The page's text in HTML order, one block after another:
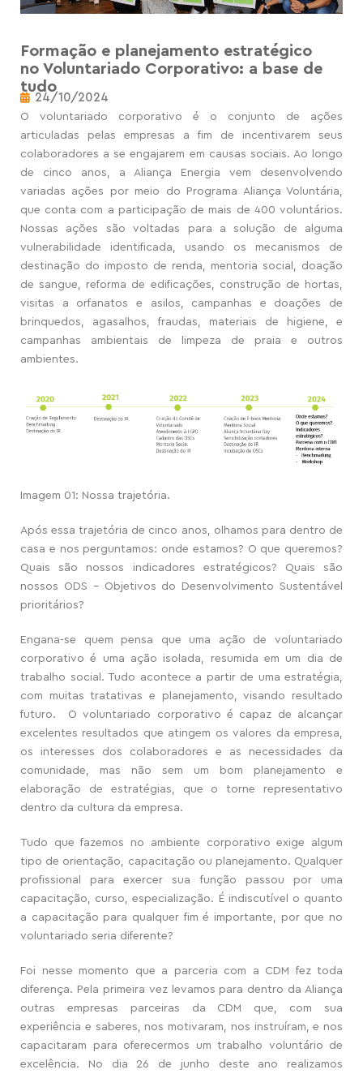
Formação e planejamento estratégico
no Voluntariado Corporativo: a base de
tudo
24/10/2024
O voluntariado corporativo é o conjunto de ações
articuladas pelas empresas a fim de incentivarem seus
colaboradores a se engajarem em causas sociais. Ao longo
de cinco anos, a Aliança Energia vem desenvolvendo
variadas ações por meio do Programa Aliança Voluntária,
que conta com a participação de mais de 400 voluntários.
Nossas ações são voltadas para a solução de alguma
vulnerabilidade identificada, usando os mecanismos de
destinação do imposto de renda, mentoria social, doação
de sangue, reforma de edificações, construção de hortas,
visitas a orfanatos e asilos, campanhas e doações de
brinquedos, agasalhos, fraudas, materiais de higiene, e
campanhas ambientais de limpeza de praia e outros
ambientes.
Imagem 01: Nossa trajetória.
Após essa trajetória de cinco anos, olhamos para dentro de
casa e nos perguntamos: onde estamos? O que queremos?
Quais são nossos indicadores estratégicos? Quais são
nossos ODS – Objetivos do Desenvolvimento Sustentável
prioritários?
Engana-se quem pensa que uma ação de voluntariado
corporativo é uma ação isolada, resumida em um dia de
trabalho social. Tudo acontece a partir de uma estratégia
com muitas tratativas e planejamento, visando resultado
futuro. O voluntariado corporativo é capaz de alcançar
excelentes resultados que atingem os valores da empresa,
os interesses dos colaboradores e as necessidades da
comunidade, mas não sem um bom planejamento e
elaboração de estratégias, que o torne representativo
dentro da cultura da empresa.
Tudo que fazemos no ambiente corporativo exige algum
tipo de orientação, capacitação ou planejamento. Qualquer
profissional para exercer sua função passou por uma
capacitação, curso, especialização. É indiscutível o quanto
a capacitação para qualquer fim é importante, por que no
voluntariado seria diferente?
Foi nesse momento que a parceria com a CDM fez toda
diferença. Pela primeira vez levamos para dentro da Aliança
outras empresas parceiras da CDM que, com sua
experiência e saberes, nos motivaram, nos instruíram,e nos
capacitaram para oferecermos um trabalho voluntário de
excelência. No dia 26 de junho deste ano realizamos